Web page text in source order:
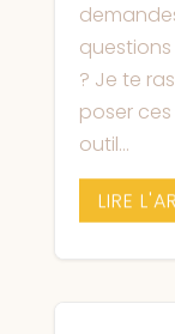
? Je te
poser ces
outil...
LIRE